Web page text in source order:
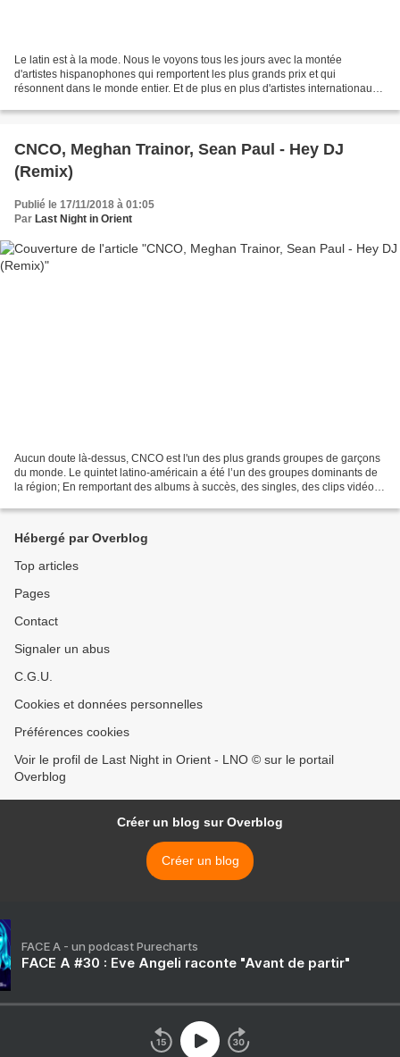
Le latin est à la mode. Nous le voyons tous les jours avec la montée
d'artistes hispanophones qui remportent les plus grands prix et qui
résonnent dans le monde entier. Et de plus en plus d'artistes internationaux
CNCO, Meghan Trainor, Sean Paul - Hey DJ
(Remix)
Publié le 17/11/2018 à 01:05
Par Last Night in Orient
Aucun doute là-dessus, CNCO est l'un des plus grands groupes de garçons
du monde. Le quintet latino-américain a été l’un des groupes dominants de
la région; En remportant des albums à succès, des singles, des clips vidéo
Hébergé par Overblog
Top articles
Pages
Contact
Signaler un abus
C.G.U.
Cookies et données personnelles
Préférences cookies
Voir le profil de Last Night in Orient - LNO © sur le portail
Overblog
Créer un blog sur Overblog
Créer un blog
FACE A - un podcast Purecharts
FACE A #30 : Eve Angeli raconte "Avant de partir"